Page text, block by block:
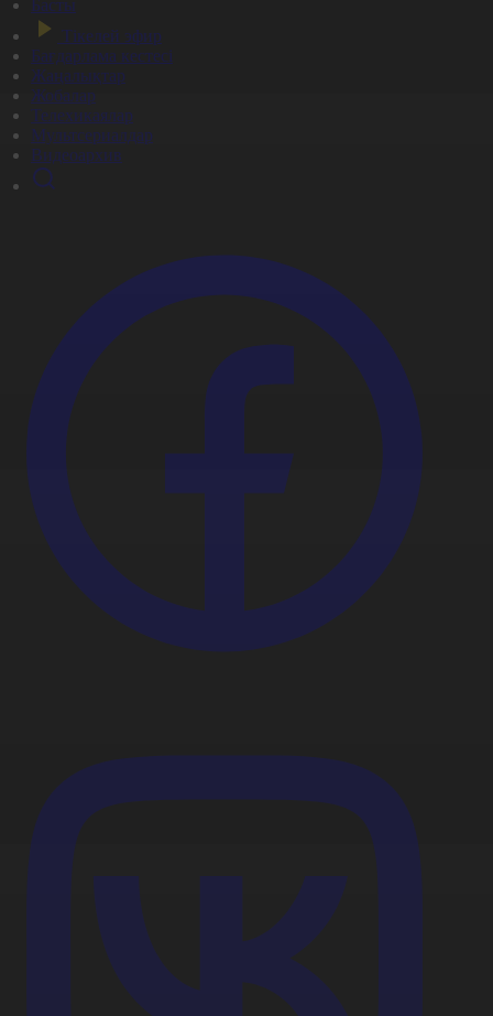
Басты
Тікелей эфир
Бағдарлама кестесі
Жаңалықтар
Жобалар
Телехикаялар
Мультсериалдар
Видеоархив